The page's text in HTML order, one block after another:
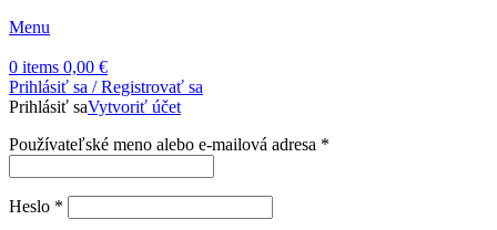
Menu
0 items 0,00 €
Prihlásiť sa / Registrovať sa
Prihlásiť saVytvoriť účet
Používateľské meno alebo e-mailová adresa *
Heslo *